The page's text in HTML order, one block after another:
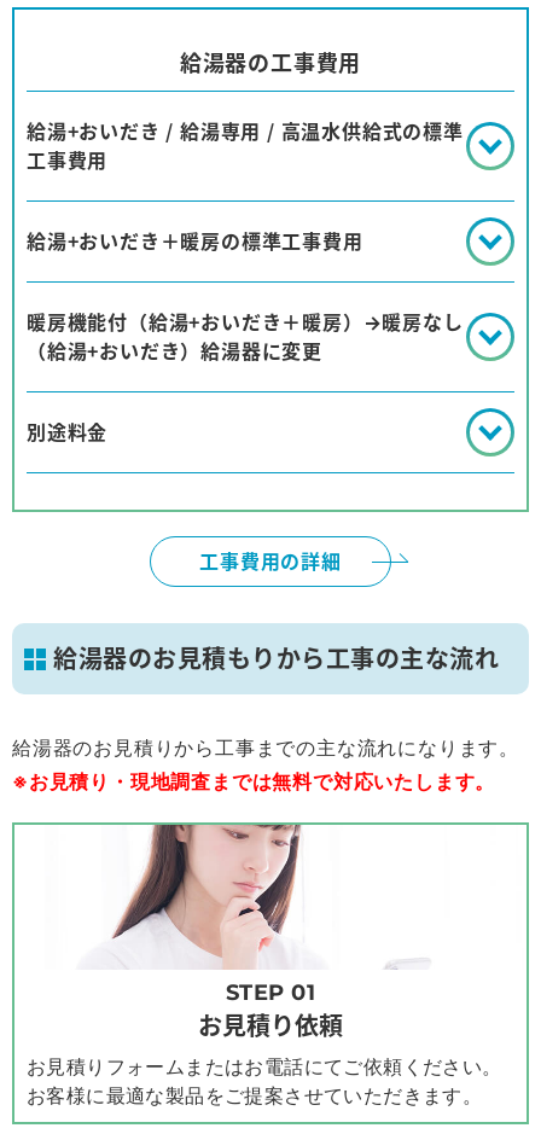
給湯器の工事費用
給湯+おいだき / 給湯専用 / 高温水供給式の標準
工事費用
給湯+おいだき＋暖房の標準工事費用
暖房機能付（給湯+おいだき＋暖房）→暖房なし
（給湯+おいだき）給湯器に変更
別途料金
工事費用の詳細
給湯器のお見積もりから工事の主な流れ
給湯器のお見積りから工事までの主な流れになります。
※お見積り・現地調査までは無料で対応いたします。
STEP 01
お見積り依頼
お見積りフォームまたはお電話にてご依頼ください。
お客様に最適な製品をご提案させていただきます。